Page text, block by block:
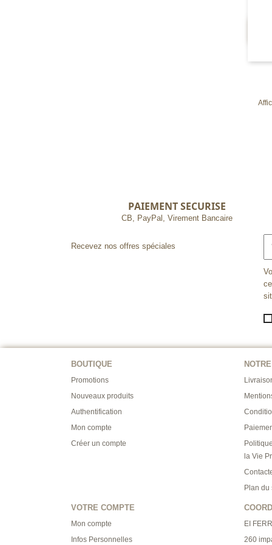
PAIEMENT SECURISE
CB, PayPal, Virement Bancaire
Recevez nos offres spéciales
BOUTIQUE
Promotions
Nouveaux produits
Authentification
Mon compte
Créer un compte
la Vie
Plan du
VOTRE COMPTE
Mon compte
Infos Personnelles
EI
260